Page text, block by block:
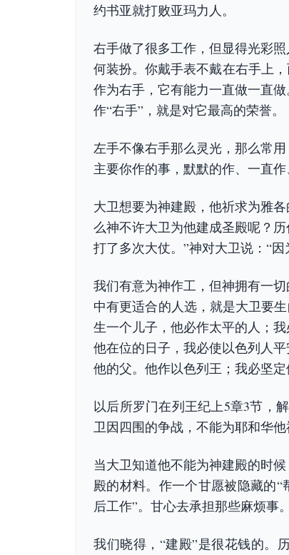
约书亚就打败亚玛力人。
右手做了很多工作，但显得光彩
何装扮。你戴手表不戴在右手上
作为右手，它有能力一直做一直
作“右手”，就是对它最高的荣誉。
左手不像右手那么灵光，那么常
主要你作的事，默默的作、一直
大卫想要为神建殿，他祈求为雅
么神不许大卫为他建成圣殿呢？
打了多次大仗。”神对大卫说：“
我们有意为神作工，但神拥有一
中有更适合的人选，就是大卫要
生一个儿子，他必作太平的人；
他在位的日子，我必使以色列人
他的父。他作以色列王；我必坚
以后所罗门在列王纪上5章3节，
卫因四围的争战，不能为耶和华
当大卫知道他不能为神建殿的时
殿的材料。作一个甘愿被隐藏的
后工作”。甘心去承担那些麻烦事。
我们晓得，“建殿”是很花钱的。